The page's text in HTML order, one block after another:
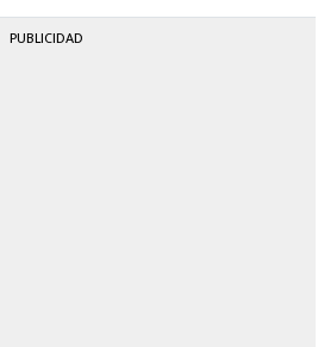
PUBLICIDAD